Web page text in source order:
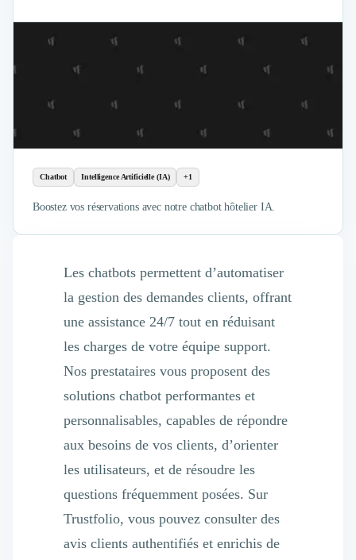
Chatbot Intelligence Artificielle (IA) +1
Boostez vos réservations avec notre chatbot hôtelier IA.
Les chatbots permettent d’automatiser
la gestion des demandes clients, offrant
une assistance 24/7 tout en réduisant
les charges de votre équipe support.
Nos prestataires vous proposent des
solutions chatbot performantes et
personnalisables, capables de répondre
aux besoins de vos clients, d’orienter
les utilisateurs, et de résoudre les
questions fréquemment posées. Sur
Trustfolio, vous pouvez consulter des
avis clients authentifiés et enrichis de